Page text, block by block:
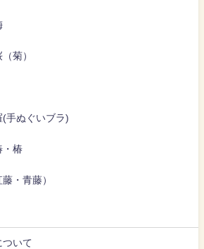
菊）
(手ぬぐいブラ)
・椿
・青藤）
ついて